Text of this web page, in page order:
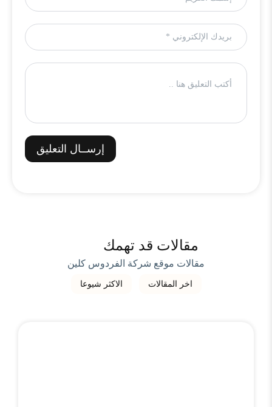
إرســال التعليق
مقالات قد تهمك
مقالات موقع شركة الفردوس كلين
اخر المقالات الاكثر شيوعا